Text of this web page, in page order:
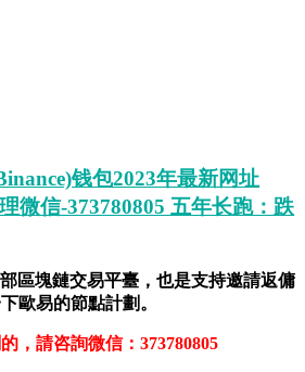
钱包2023年最新网址
微信-373780805 五年长跑：跌
區塊鏈交易平臺，也是支持邀請返傭
歐易的節點計劃。
，請咨詢微信：373780805